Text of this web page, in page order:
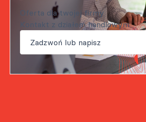
Oferta dla twojej firmy
Kontakt z działem handlowym
Zadzwoń lub napisz